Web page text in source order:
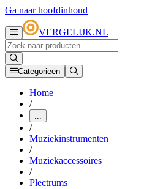
Ga naar hoofdinhoud
VERGELIJK.NL
Categorieën
Home
/
...
/
Muziekinstrumenten
/
Muziekaccessoires
/
Plectrums